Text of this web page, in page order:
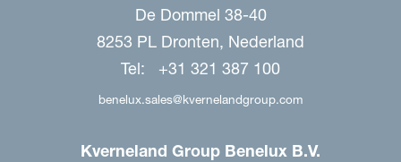
De Dommel 38-40
8253 PL Dronten, Nederland
Tel: +31 321 387 100
benelux.sales@kvernelandgroup.com
Kverneland Group Benelux B.V.